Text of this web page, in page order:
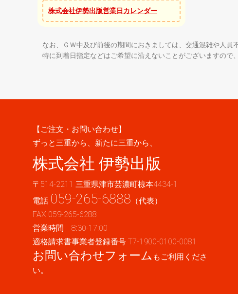
株式会社伊勢出版営業日カレンダー
なお、ＧＷ中及び前後の期間におきましては、交通混雑や人員
特に到着日指定などはご希望に沿えないことがございますので
【ご注文・お問い合わせ】
ずっと三重から、新たに三重から、
株式会社 伊勢出版
〒514-2211 三重県津市芸濃町椋本4434-1
電話 059-265-6888 （代表）
FAX 059-265-6288
営業時間 8:30-17:00
適格請求書事業者登録番号 T7-1900-0100-0081
お問い合わせフォーム もご利用くださ
い。